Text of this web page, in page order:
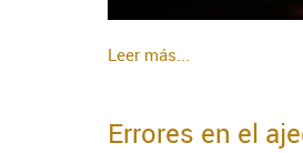
Leer más...
Errores en el